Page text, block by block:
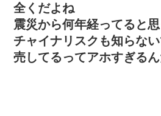
全くだよね
震災から何年経ってると
チャイナリスクも知らな
売してるってアホすぎる